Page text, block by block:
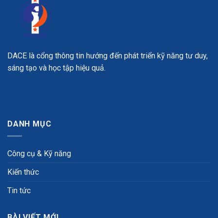
DACE là cổng thông tin hướng đến phát triển kỹ năng tư duy,
sáng tạo và học tập hiệu quả.
DANH MỤC
Công cụ & Kỹ năng
Kiến thức
Tin tức